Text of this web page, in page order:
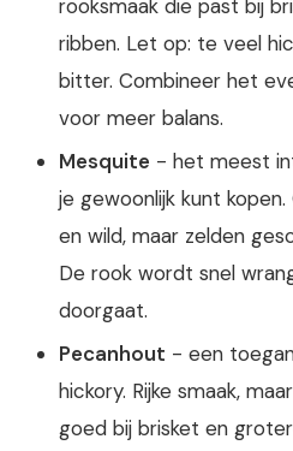
rooksmaak die past bij
ribben. Let op: te veel
bitter. Combineer het
voor meer balans.
Mesquite - het meest
je gewoonlijk kunt
en wild, maar zelden
De rook wordt snel
doorgaat.
Pecanhout - een
hickory. Rijke smaak,
goed bij brisket en